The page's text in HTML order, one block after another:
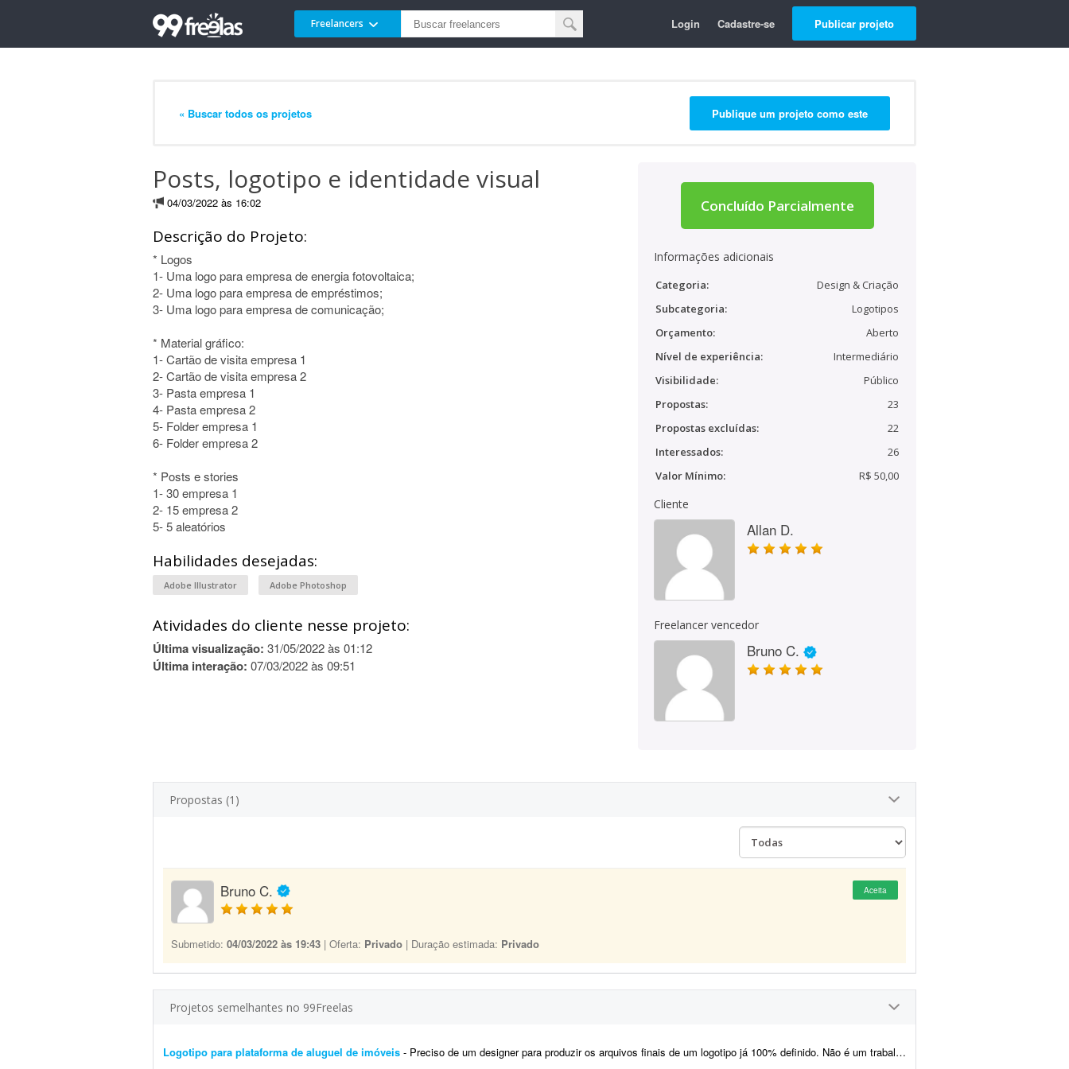
Freelancers Login Cadastre-se Publicar projeto
« Buscar todos os projetos Publique um projeto como este
Posts, logotipo e identidade visual
04/03/2022 às 16:02
Descrição do Projeto:
* Logos
1- Uma logo para empresa de energia fotovoltaica;
2- Uma logo para empresa de empréstimos;
3- Uma logo para empresa de comunicação;
* Material gráfico:
1- Cartão de visita empresa 1
2- Cartão de visita empresa 2
3- Pasta empresa 1
4- Pasta empresa 2
5- Folder empresa 1
6- Folder empresa 2
* Posts e stories
1- 30 empresa 1
2- 15 empresa 2
5- 5 aleatórios
Habilidades desejadas:
Adobe Illustrator Adobe Photoshop
Atividades do cliente nesse projeto:
Última visualização: 31/05/2022 às 01:12
Última interação: 07/03/2022 às 09:51
Concluído Parcialmente
Informações adicionais
Categoria:
Design & Criação
Subcategoria:
Logotipos
Orçamento:
Aberto
Nível de experiência:
Intermediário
Visibilidade:
Público
Propostas:
23
Propostas excluídas:
22
Interessados:
26
Valor Mínimo:
R$ 50,00
Cliente
Allan D.
Freelancer vencedor
Bruno C.
Propostas (1)
Bruno C. Aceita
Submetido: 04/03/2022 às 19:43 | Oferta: Privado | Duração estimada: Privado
Projetos semelhantes no 99Freelas
Logotipo para plataforma de aluguel de imóveis - Preciso de um designer para produzir os arquivos finais de um logotipo já 100% definido. Não é um trabalho de criação ou conceito - o logotipo, as cores, a tipogr...